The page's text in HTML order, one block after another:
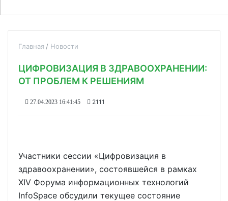
Главная Новости
ЦИФРОВИЗАЦИЯ В ЗДРАВООХРАНЕНИИ:
ОТ ПРОБЛЕМ К РЕШЕНИЯМ
27.04.2023 16:41:45 2111
Участники сессии «Цифровизация в
здравоохранении», состоявшейся в рамках
XIV Форума информационных технологий
InfoSpace обсудили текущее состояние